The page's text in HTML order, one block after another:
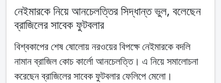
নেইমারকে নিয়ে আনচেলত্তির সিদ্ধান্ত ভুল, বলেছেন
ব্রাজিলের সাবেক ফুটবলার
বিশ্বকাপের শেষ ষোলোয় নরওয়ের বিপক্ষে নেইমারকে বদলি
নামান ব্রাজিল কোচ কার্লো আনচেলত্তি। এ নিয়ে সমালোচনা
করেছেন ব্রাজিলের সাবেক ফুটবলার ফেলিপে মেলো।